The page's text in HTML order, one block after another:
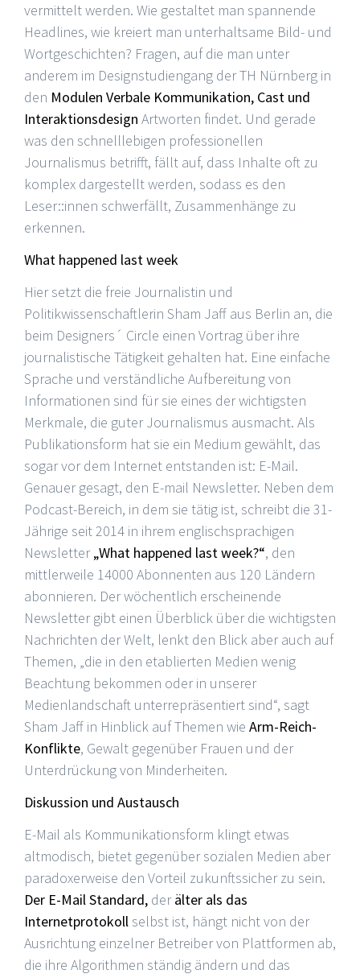
vermittelt werden. Wie gestaltet man spannende
Headlines, wie kreiert man unterhaltsame Bild- und
Wortgeschichten? Fragen, auf die man unter
anderem im Designstudiengang der TH Nürnberg in
den Modulen Verbale Kommunikation, Cast und
Interaktionsdesign Artworten findet. Und gerade
was den schnelllebigen professionellen
Journalismus betrifft, fällt auf, dass Inhalte oft zu
komplex dargestellt werden, sodass es den
Leser::innen schwerfällt, Zusammenhänge zu
erkennen.
What happened last week
Hier setzt die freie Journalistin und
Politikwissenschaftlerin Sham Jaff aus Berlin an, die
beim Designers´ Circle einen Vortrag über ihre
journalistische Tätigkeit gehalten hat. Eine einfache
Sprache und verständliche Aufbereitung von
Informationen sind für sie eines der wichtigsten
Merkmale, die guter Journalismus ausmacht. Als
Publikationsform hat sie ein Medium gewählt, das
sogar vor dem Internet entstanden ist: E-Mail.
Genauer gesagt, den E-mail Newsletter. Neben dem
Podcast-Bereich, in dem sie tätig ist, schreibt die 31-
Jährige seit 2014 in ihrem englischsprachigen
Newsletter„What happened last week?“, den
mittlerweile 14000 Abonnenten aus 120 Ländern
abonnieren. Der wöchentlich erscheinende
Newsletter gibt einen Überblick über die wichtigsten
Nachrichten der Welt, lenkt den Blick aber auch auf
Themen, „die in den etablierten Medien wenig
Beachtung bekommen oder in unserer
Medienlandschaft unterrepräsentiert sind“, sagt
Sham Jaff in Hinblick auf Themen wie Arm-Reich-
Konflikte, Gewalt gegenüber Frauen und der
Unterdrückung von Minderheiten.
Diskussion und Austausch
E-Mail als Kommunikationsform klingt etwas
altmodisch, bietet gegenüber sozialen Medien aber
paradoxerweise den Vorteil zukunftssicher zu sein.
Der E-Mail Standard, derälter als das
Internetprotokoll selbst ist, hängt nicht von der
Ausrichtung einzelner Betreiber von Plattformen ab,
die ihre Algorithmen ständig ändern und das